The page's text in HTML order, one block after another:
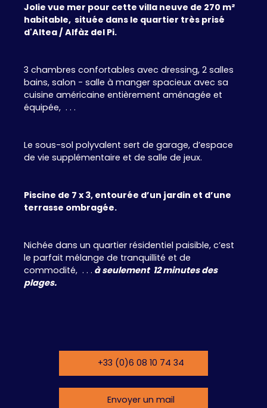
Jolie vue mer pour cette villa neuve de 270 m²
habitable, située dans le quartier très prisé
d'Altea / Alfàz del Pi.
3 chambres confortables avec dressing, 2 salles
bains, salon - salle à manger spacieux avec sa
cuisine américaine entièrement aménagée et
équipée, . . .
Le sous-sol polyvalent sert de garage, d’espace
de vie supplémentaire et de salle de jeux.
Piscine de 7 x 3, entourée d’un jardin et d’une
terrasse ombragée.
Nichée dans un quartier résidentiel paisible, c’est
le parfait mélange de tranquillité et de
commodité, . . . à seulement 12 minutes des
plages.
+33 (0)6 08 10 74 34
Envoyer un mail